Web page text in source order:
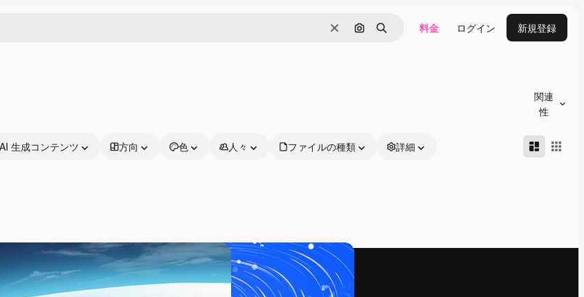
消去 画像で検索
検索 料金 ログイン 新規登録
関連
性
AI 生成コンテンツ 方向 色 人々 ファイルの種類 詳細